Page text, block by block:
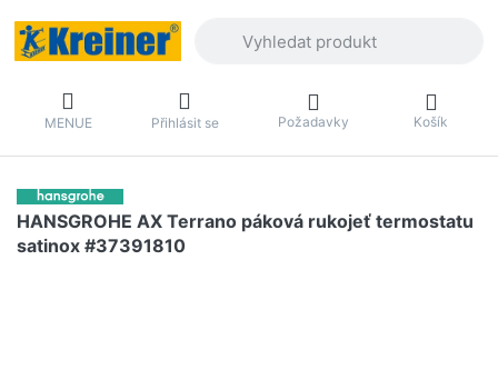
MENUE Přihlásit se Požadavky Košík
HANSGROHE AX Terrano páková rukojeť termostatu
satinox #37391810